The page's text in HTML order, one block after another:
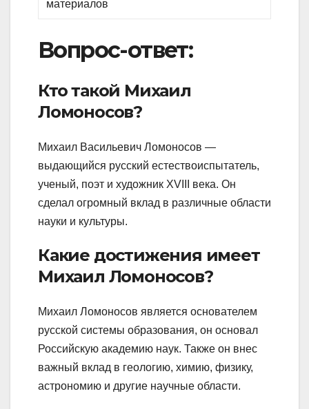
материалов
Вопрос-ответ:
Кто такой Михаил
Ломоносов?
Михаил Васильевич Ломоносов —
выдающийся русский естествоиспытатель,
ученый, поэт и художник XVIII века. Он
сделал огромный вклад в различные области
науки и культуры.
Какие достижения имеет
Михаил Ломоносов?
Михаил Ломоносов является основателем
русской системы образования, он основал
Российскую академию наук. Также он внес
важный вклад в геологию, химию, физику,
астрономию и другие научные области.